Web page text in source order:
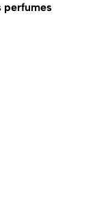
perfumes